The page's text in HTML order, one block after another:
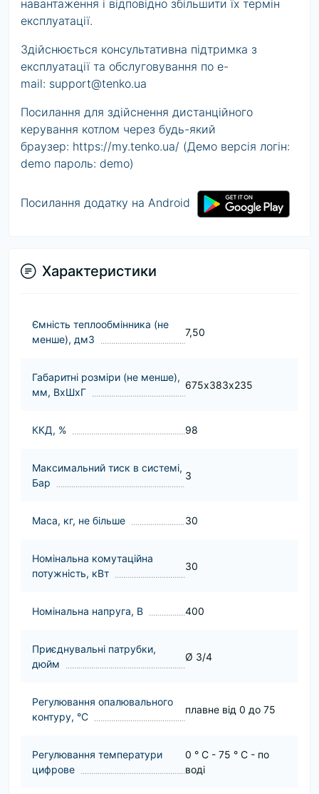
навантаження і відповідно збільшити їх термін
експлуатації.
Здійснюється консультативна підтримка з
експлуатації та обслуговування по e-
mail: support@tenko.ua
Посилання для здійснення дистанційного
керування котлом через будь-який
браузер: https://my.tenko.ua/ (Демо версія логін:
demo пароль: demo)
Посилання додатку на Android
Характеристики
Ємність теплообмінника (не
менше), дм3
7,50
Габаритні розміри (не менше),
мм, ВхШхГ
675х383х235
ККД, % 98
Максимальний тиск в системі,
Бар
3
Маса, кг, не більше 30
Номінальна комутаційна
потужність, кВт
30
Номінальна напруга, В 400
Приєднувальні патрубки,
дюйм
Ø 3/4
Регулювання опалювального
контуру, °С
плавне від 0 до 75
Регулювання температури
цифрове
0 ° C - 75 ° C - по
воді